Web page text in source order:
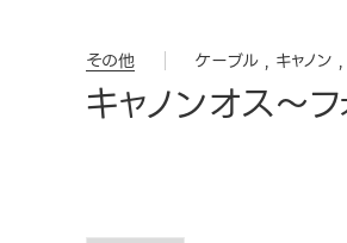
その他 ケーブル キャノン
キャノンオス～